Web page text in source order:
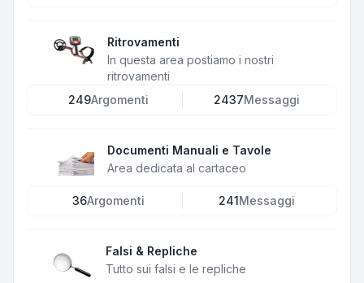
Ritrovamenti
In questa area postiamo i nostri
ritrovamenti
249Argomenti 2437Messaggi
Documenti Manuali e Tavole
Area dedicata al cartaceo
36Argomenti 241 Messaggi
Falsi & Repliche
Tutto sui falsi e le repliche